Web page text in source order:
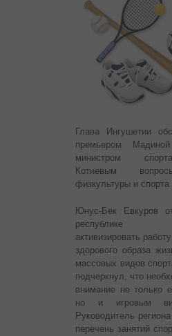
Глава Ингушетии
премьером
министром
Котиевым
физкультуры и спорта
Юнус-Бек Евкуров
республике
активизировать
здорового образа
массовых видов
подчеркнул, что
внимание не только
но и игровым
Руководитель
перечень занятий